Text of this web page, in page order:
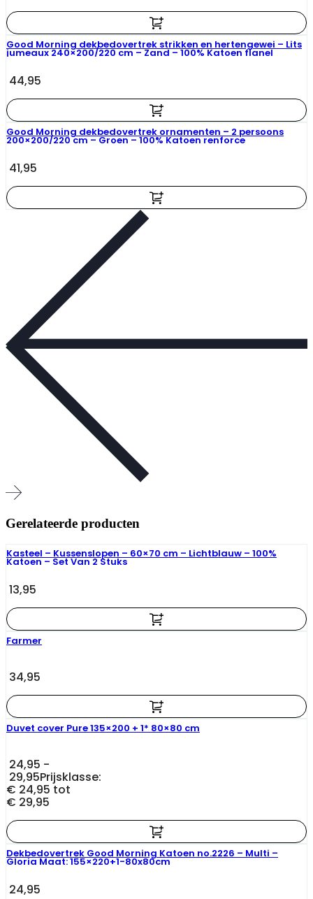
Good Morning dekbedovertrek strikken en hertengewei – Lits
jumeaux 240×200/220 cm – Zand – 100% Katoen flanel
44,95
Good Morning dekbedovertrek ornamenten – 2 persoons
200×200/220 cm – Groen – 100% Katoen renforce
41,95
Gerelateerde producten
Kasteel – Kussenslopen – 60×70 cm – Lichtblauw – 100%
Katoen – Set Van 2 Stuks
13,95
Farmer
34,95
Duvet cover Pure 135×200 + 1* 80×80 cm
24,95 -
29,95Prijsklasse:
€ 24,95 tot
€ 29,95
Dekbedovertrek Good Morning Katoen no.2226 – Multi –
Gloria Maat: 155×220+1-80x80cm
24,95